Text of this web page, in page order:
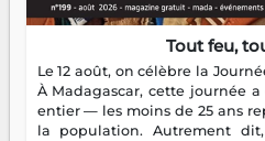
Tout feu,
Le 12 août, on célèbre la
À Madagascar, cette journée
entier — les moins de 25 ans
la population. Autrement